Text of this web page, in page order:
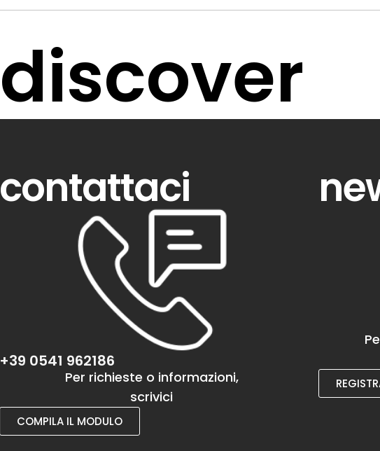
discover
contattaci
+39 0541 962186
Per richieste o informazioni,
scrivici
COMPILA IL MODULO